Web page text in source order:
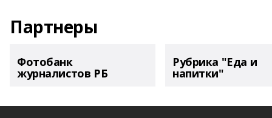
Партнеры
Фотобанк
журналистов РБ
Рубрика "Еда и
напитки"